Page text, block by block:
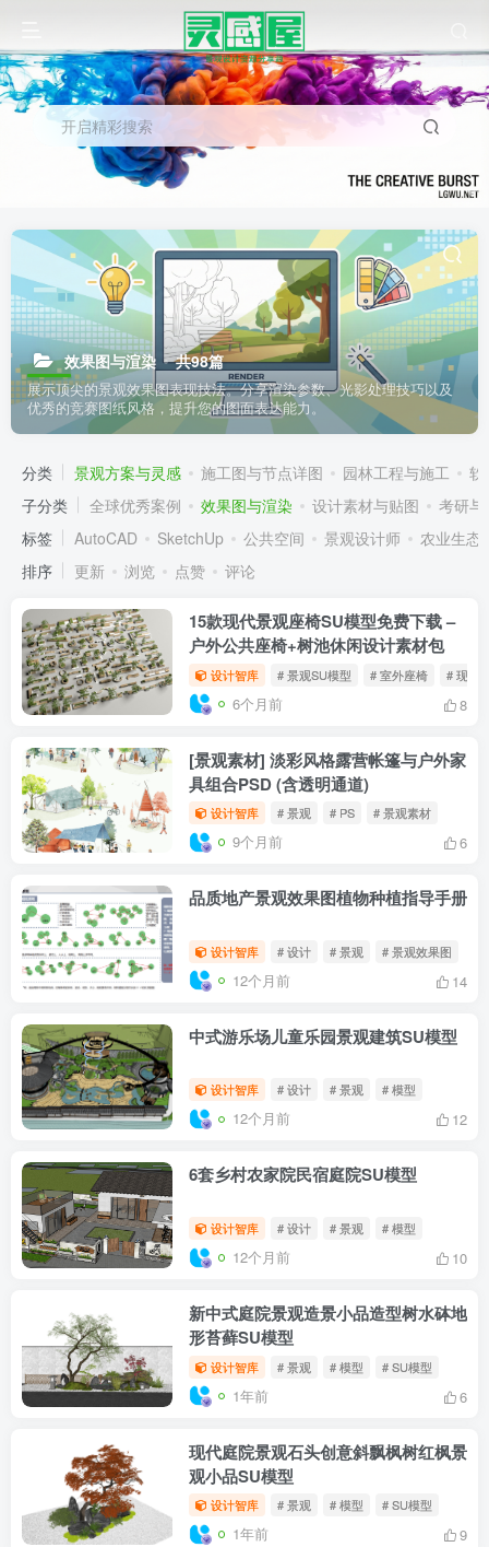
开启精彩搜索
效果图与渲染 共98篇
展示顶尖的景观效果图表现技法。分享渲染参数、光影处理技巧以及
优秀的竞赛图纸风格，提升您的图面表达能力。
分类 景观方案与灵感 施工图与节点详图 园林工程与施工
软
子分类
全球优秀案例 效果图与渲染 设计素材与贴图
考研
标签
AutoCAD SketchUp 公共空间 景观设计师
农业生态
排序
更新 浏览 点赞 评论
15款现代景观座椅SU模型免费下载 –
户外公共座椅+树池休闲设计素材包
设计智库 # 景观SU模型 # 室外座椅 # 现代
6个月前 8
[景观素材] 淡彩风格露营帐篷与户外家
具组合PSD (含透明通道)
设计智库 # 景观 # PS # 景观素材
9个月前 6
品质地产景观效果图植物种植指导手册
设计智库 # 设计 # 景观 # 景观效果图
12个月前 14
中式游乐场儿童乐园景观建筑SU模型
设计智库 # 设计 # 景观 # 模型
12个月前 12
6套乡村农家院民宿庭院SU模型
设计智库 # 设计 # 景观 # 模型
12个月前 10
新中式庭院景观造景小品造型树水砵地
形苔藓SU模型
设计智库 # 景观 # 模型 # SU模型
1年前 6
现代庭院景观石头创意斜飘枫树红枫景
观小品SU模型
设计智库 # 景观 # 模型 # SU模型
1年前 9